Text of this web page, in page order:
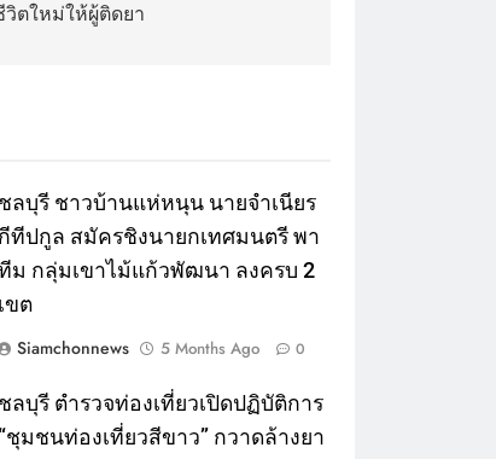
ตใหม่ให้ผู้ติดยา
ชลบุรี ชาวบ้านแห่หนุน นายจำเนียร
กีทีปกูล สมัครชิงนายกเทศมนตรี พา
ม กลุ่มเขาไม้แก้วพัฒนา ลงครบ 2
เขต
Siamchonnews
5 Months Ago 0
ชลบุรี ตำรวจท่องเที่ยวเปิดปฏิบัติการ
“ชุมชนท่องเที่ยวสีขาว” กวาดล้างยา